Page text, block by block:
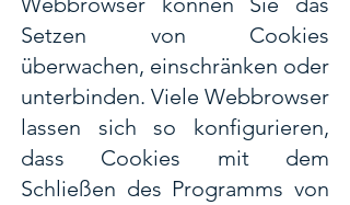
Setzen von Cookies
überwachen, einschränken oder
unterbinden. Viele Webbrowser
lassen sich so konfigurieren,
dass Cookies mit dem
Schließen des Programms von